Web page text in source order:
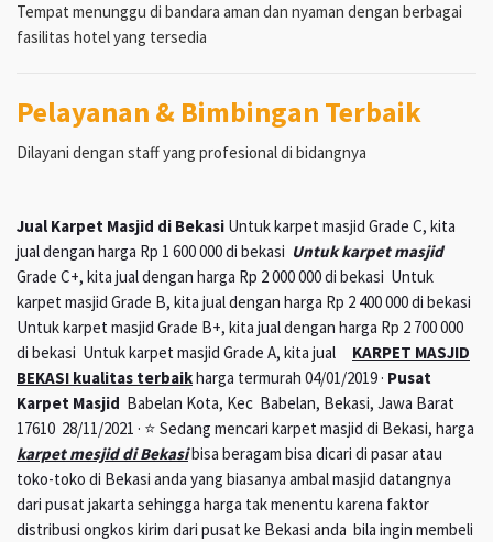
Tempat menunggu di bandara aman dan nyaman dengan berbagai
fasilitas hotel yang tersedia
Pelayanan & Bimbingan Terbaik
Dilayani dengan staff yang profesional di bidangnya
Jual Karpet Masjid di Bekasi Untuk karpet masjid Grade C, kita
jual dengan harga Rp 1 600 000 di bekasi Untuk karpet masjid
Grade C+, kita jual dengan harga Rp 2 000 000 di bekasi Untuk
karpet masjid Grade B, kita jual dengan harga Rp 2 400 000 di bekasi
Untuk karpet masjid Grade B+, kita jual dengan harga Rp 2 700 000
di bekasi Untuk karpet masjid Grade A, kita jual KARPET MASJID
BEKASI kualitas terbaikharga termurah 04/01/2019 · Pusat
Karpet Masjid Babelan Kota, Kec Babelan, Bekasi, Jawa Barat
17610 28/11/2021 · ⭐ Sedang mencari karpet masjid di Bekasi, harga
karpet mesjid di Bekasibisa beragam bisa dicari di pasar atau
toko-toko di Bekasi anda yang biasanya ambal masjid datangnya
dari pusat jakarta sehingga harga tak menentu karena faktor
distribusi ongkos kirim dari pusat ke Bekasi anda bila ingin membeli